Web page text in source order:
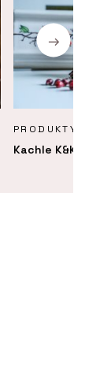
PRODUKTY
Kachle K&K